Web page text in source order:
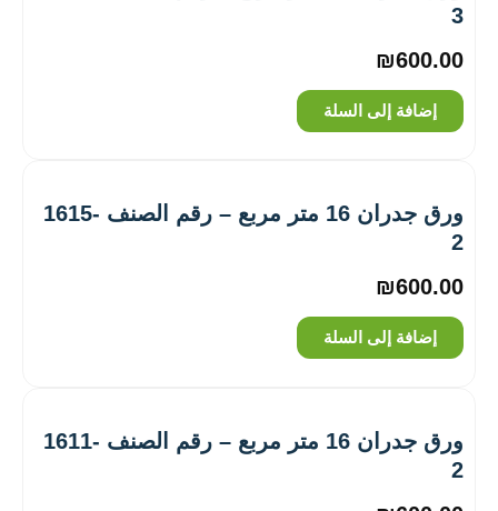
3
₪600.00
إضافة إلى السلة
ورق جدران 16 متر مربع – رقم الصنف ‎1615-
2
₪600.00
إضافة إلى السلة
ورق جدران 16 متر مربع – رقم الصنف ‎1611-
2